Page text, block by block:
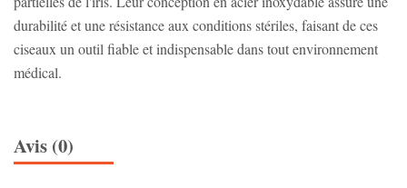
durabilité et une résistance aux conditions stériles, faisant de ces
ciseaux un outil fiable et indispensable dans tout environnement
médical.
Avis (0)